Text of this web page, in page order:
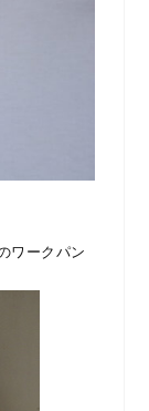
ワークパン